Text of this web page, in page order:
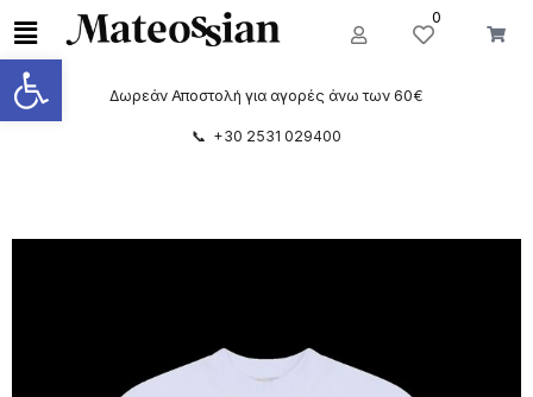
Ανοίξτε τη γραμμή εργαλείων
0
Δωρεάν Αποστολή για αγορές άνω των 60€
📞 +30 2531 029400